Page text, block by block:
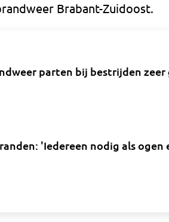
Brabant-Zuidoost.
parten bij bestrijden
'Iedereen nodig als ogen